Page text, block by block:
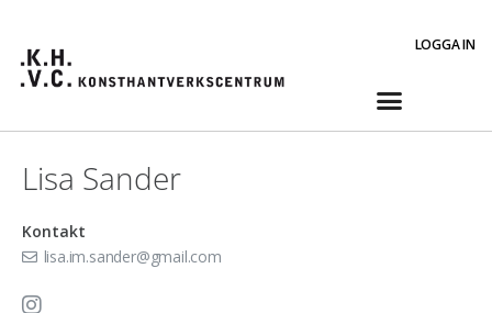
LOGGA IN
Lisa Sander
Kontakt
lisa.im.sander@gmail.com